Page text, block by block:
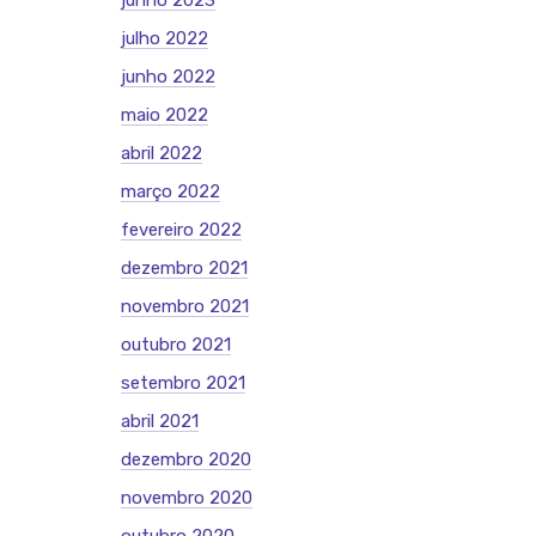
julho 2022
junho 2022
maio 2022
abril 2022
março 2022
fevereiro 2022
dezembro 2021
novembro 2021
outubro 2021
setembro 2021
abril 2021
dezembro 2020
novembro 2020